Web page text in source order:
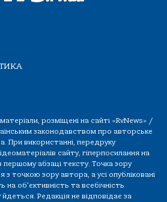
розміщені на сайті «RvNews» /
законодавством про авторське
При використанні, передруку
сайту, гіперпосилання на
першому абзаці тексту. Точка зору
з точкою зору автора, а усі опубліковані
об'єктивність та всебічність
Редакція не відповідає за